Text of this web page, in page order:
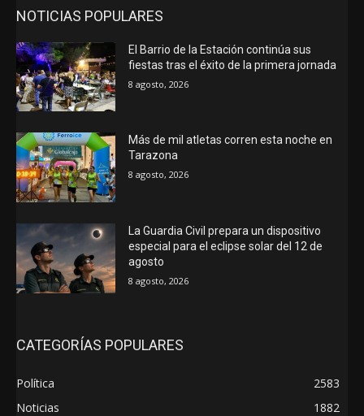
NOTICIAS POPULARES
El Barrio de la Estación continúa sus
fiestas tras el éxito de la primera jornada
8 agosto, 2026
Más de mil atletas corren esta noche en
Tarazona
8 agosto, 2026
La Guardia Civil prepara un dispositivo
especial para el eclipse solar del 12 de
agosto
8 agosto, 2026
CATEGORÍAS POPULARES
Política
2583
Noticias
1882